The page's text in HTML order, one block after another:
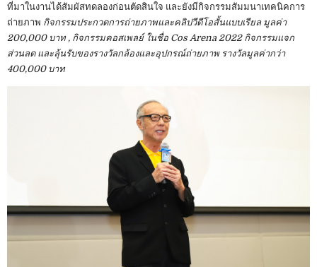
ที่มาในงานได้สัมผัสทดลองก่อนตัดสินใจ และยังมีกิจกรรมสัมมนาเทคนิคการ
ถ่ายภาพ กิจกรรมประกวดการถ่ายภาพและคลิปวีดีโอสั้นแบบเรียล มูลค่า
200,000 บาท , กิจกรรมคอสเพลย์ ในชื่อ Cos Arena 2022 กิจกรรมแจก
ส่วนลด และลุ้นรับของรางวัลกล้องและอุปกรณ์ถ่ายภาพ รางวัลมูลค่ากว่า
400,000 บาท